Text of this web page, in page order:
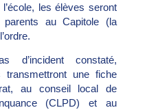
les élèves seront
au Capitole (la
d’incident constaté,
transmettront une fiche
au conseil local de
(CLPD) et au